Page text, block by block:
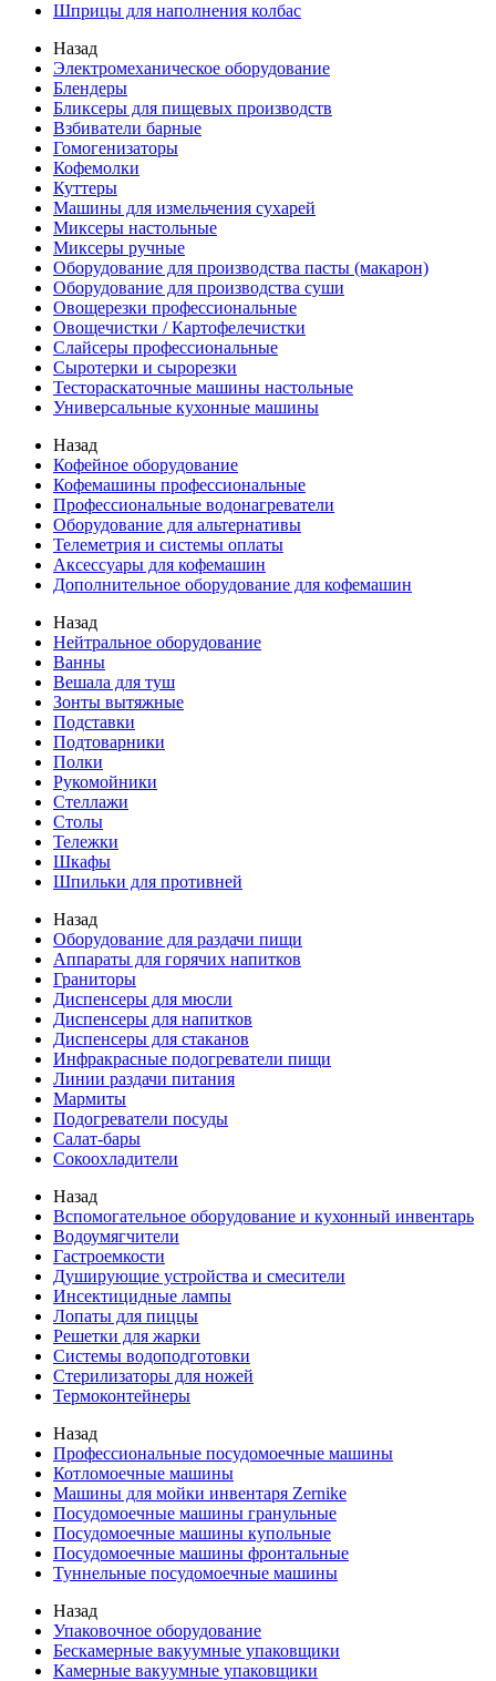
Шприцы для наполнения колбас
Назад
Электромеханическое оборудование
Блендеры
Бликсеры для пищевых производств
Взбиватели барные
Гомогенизаторы
Кофемолки
Куттеры
Машины для измельчения сухарей
Миксеры настольные
Миксеры ручные
Оборудование для производства пасты (макарон)
Оборудование для производства суши
Овощерезки профессиональные
Овощечистки / Картофелечистки
Слайсеры профессиональные
Сыротерки и сырорезки
Тестораскаточные машины настольные
Универсальные кухонные машины
Назад
Кофейное оборудование
Кофемашины профессиональные
Профессиональные водонагреватели
Оборудование для альтернативы
Телеметрия и системы оплаты
Аксессуары для кофемашин
Дополнительное оборудование для кофемашин
Назад
Нейтральное оборудование
Ванны
Вешала для туш
Зонты вытяжные
Подставки
Подтоварники
Полки
Рукомойники
Стеллажи
Столы
Тележки
Шкафы
Шпильки для противней
Назад
Оборудование для раздачи пищи
Аппараты для горячих напитков
Граниторы
Диспенсеры для мюсли
Диспенсеры для напитков
Диспенсеры для стаканов
Инфракрасные подогреватели пищи
Линии раздачи питания
Мармиты
Подогреватели посуды
Салат-бары
Сокоохладители
Назад
Вспомогательное оборудование и кухонный инвентарь
Водоумягчители
Гастроемкости
Душирующие устройства и смесители
Инсектицидные лампы
Лопаты для пиццы
Решетки для жарки
Системы водоподготовки
Стерилизаторы для ножей
Термоконтейнеры
Назад
Профессиональные посудомоечные машины
Котломоечные машины
Машины для мойки инвентаря Zernike
Посудомоечные машины гранульные
Посудомоечные машины купольные
Посудомоечные машины фронтальные
Туннельные посудомоечные машины
Назад
Упаковочное оборудование
Бескамерные вакуумные упаковщики
Камерные вакуумные упаковщики